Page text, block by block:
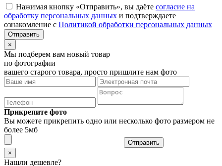
Нажимая кнопку «Отправить», вы даёте согласие на
обработку персональных данных и подтверждаете
ознакомление с Политикой обработки персональных данных
×
Мы подберем вам новый товар
по фотографии
вашего старого товара, просто пришлите нам фото
Прикрепите фото
Вы можете прикрепить одно или несколько фото размером не
более 5мб
Отправить
×
Нашли дешевле?